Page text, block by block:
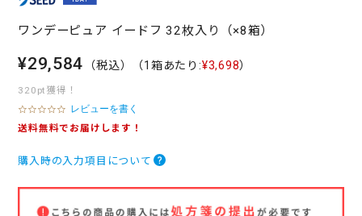
ワンデーピュア イードフ 32枚入り（×8箱）
¥29,584 （税込） （1箱あたり:¥3,698）
320pt獲得！
0
.
t
r
レビューを書く
送料無料でお届けします！
購入時の入力項目について